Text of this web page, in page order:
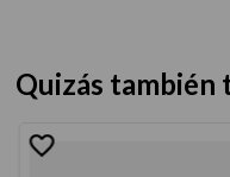
Quizás también